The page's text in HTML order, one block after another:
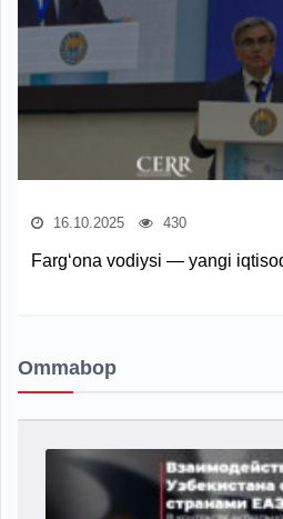
16.10.2025 430
Farg‘ona vodiysi — yangi
Ommabop